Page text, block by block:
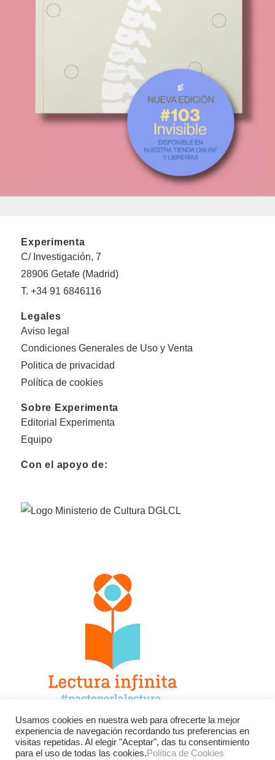
Experimenta
C/ Investigación, 7
28906 Getafe (Madrid)
T. +34 91 6846116
Legales
Aviso legal
Condiciones Generales de Uso y Venta
Politica de privacidad
Política de cookies
Sobre Experimenta
Editorial Experimenta
Equipo
Con el apoyo de:
Facebook Twitter
Instagram
YouTube
LinkedIn Contacto
Usamos cookies en nuestra web para ofrecerte la mejor
experiencia de navegación recordando tus preferencias en
visitas repetidas. Al elegir "Aceptar", das tu consentimiento
para el uso de todas las cookies.Política de Cookies